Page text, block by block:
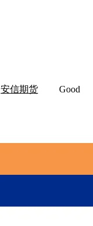
安信期货
Good